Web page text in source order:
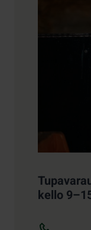
kello